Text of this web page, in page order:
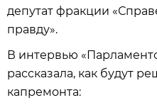
депутат фракции
правду».
В интервью
рассказала, как будут
капремонта: